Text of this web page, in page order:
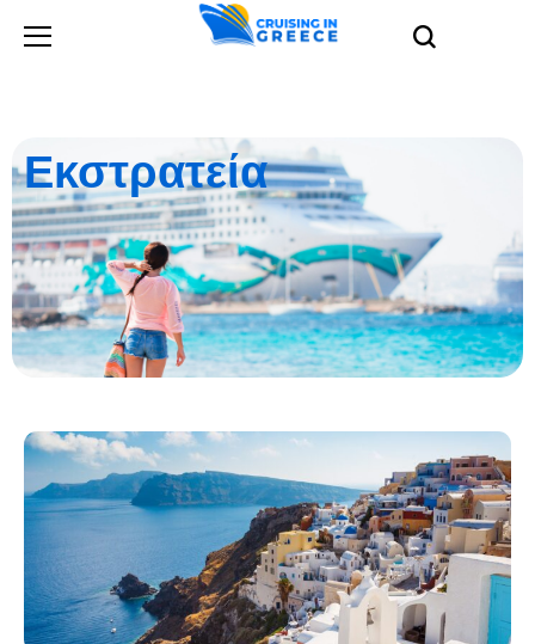
Εκστρατεία